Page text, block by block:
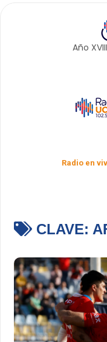
Año
Radio en
CLAVE: